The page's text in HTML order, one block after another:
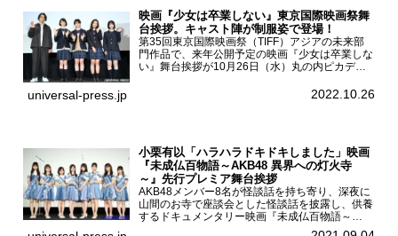
映画『少女は卒業しない』東京国際映画祭舞
台挨拶。キャスト陣が制服姿で登場！
第35回東京国際映画祭（TIFF）アジアの未来部
門作品で、来年公開予定の映画『少女は卒業しな
い』舞台挨拶が10月26日（水）丸の内ピカデリ
宮山莉渚、中井友望、監督の中川駿が登壇。映画
universal-press.jp 2022.10.26
小栗有以「ハラハラドキドキしました」映画
『未成仏百物語～AKB48 異界への灯火寺
～』先行プレミア舞台挨拶
AKB48メンバー8名が怪談話を持ち寄り、深夜に
山間のお寺で座談会とした怪談話を披露し、供養
するドキュメンタリー映画『未成仏百物語～
AKB48異界への灯火寺～』の先行プレミア舞台